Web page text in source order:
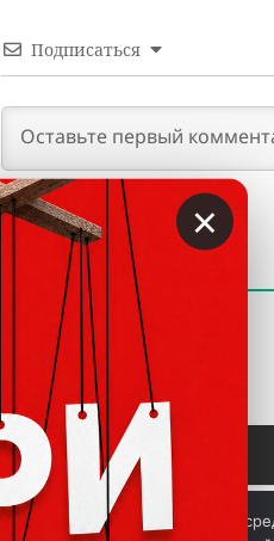
Подписаться
КОММЕНТАРИИ
гиперссылкой на сайт
Мы используем куки и
×